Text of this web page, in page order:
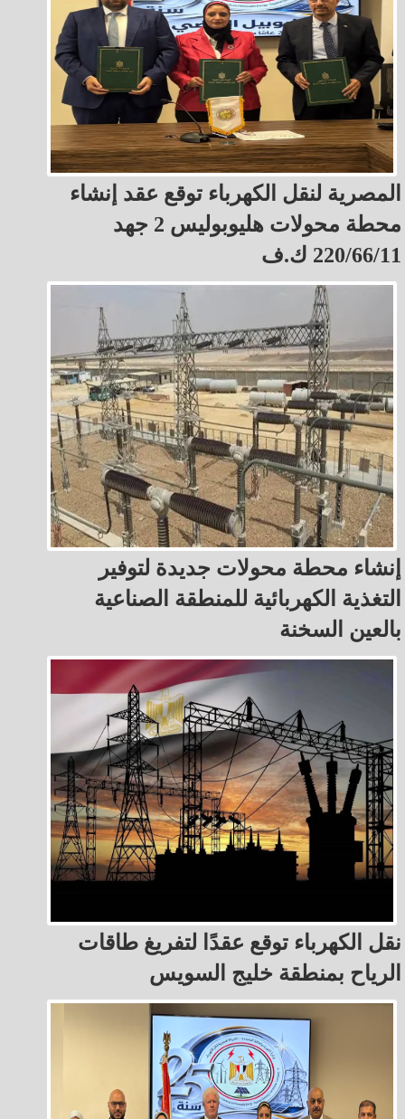
المصرية لنقل الكهرباء توقع عقد إنشاء
محطة محولات هليوبوليس 2 جهد
220/66/11 ك.ف
إنشاء محطة محولات جديدة لتوفير
التغذية الكهربائية للمنطقة الصناعية
بالعين السخنة
نقل الكهرباء توقع عقدًا لتفريغ طاقات
الرياح بمنطقة خليج السويس